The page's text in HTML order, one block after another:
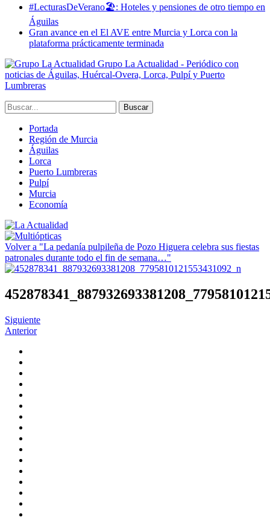
#LecturasDeVerano🏖: Hoteles y pensiones de otro tiempo en
Águilas
Gran avance en el El AVE entre Murcia y Lorca con la
plataforma prácticamente terminada
Grupo La Actualidad - Periódico con
noticias de Águilas, Huércal-Overa, Lorca, Pulpí y Puerto
Lumbreras
Portada
Región de Murcia
Águilas
Lorca
Puerto Lumbreras
Pulpí
Murcia
Economía
Volver a "La pedanía pulpileña de Pozo Higuera celebra sus fiestas
patronales durante todo el fin de semana…"
Siguiente
Anterior